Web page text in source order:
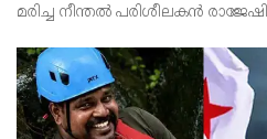
മരിച്ച നീന്തൽ പരിശീലകൻ
പോസ്റ്റുമോർട്ടം നടപടികൾക്കു